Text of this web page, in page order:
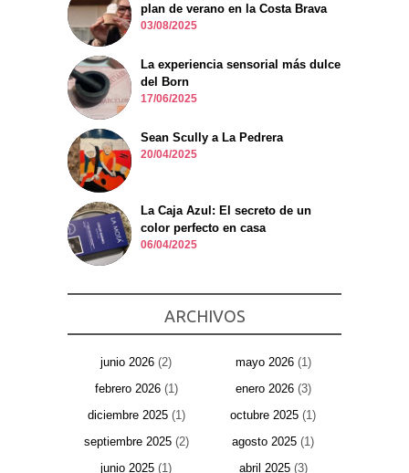
plan de verano en la Costa Brava
03/08/2025
La experiencia sensorial más dulce
del Born
17/06/2025
Sean Scully a La Pedrera
20/04/2025
La Caja Azul: El secreto de un
color perfecto en casa
06/04/2025
ARCHIVOS
junio 2026 (2) mayo 2026(1)
febrero 2026(1) enero 2026(3)
diciembre 2025(1) octubre 2025 (1)
septiembre 2025(2) agosto 2025 (1)
junio 2025 (1) abril 2025(3)